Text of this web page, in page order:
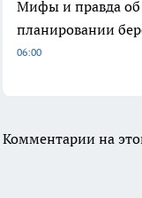
Мифы и правда об
планировании
06:00
Комментарии на